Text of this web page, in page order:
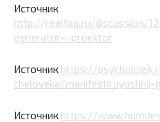
Источник
http://realfaq.ru/discussion/
generator-i-proektor
Источник https://
cheloveka/manifestiruyushhij-
Источник https://